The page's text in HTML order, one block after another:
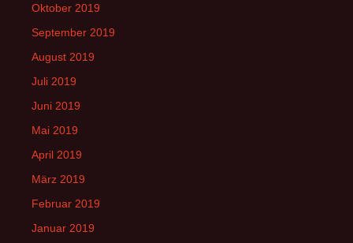
Oktober 2019
September 2019
August 2019
Juli 2019
Juni 2019
Mai 2019
April 2019
März 2019
Februar 2019
Januar 2019